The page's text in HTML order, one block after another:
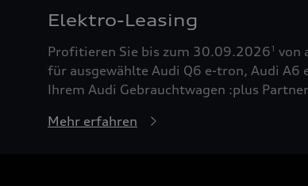
Elektro-Leasing
Profitieren Sie bis zum 30.09.20261 von
für ausgewählte Audi Q6 e-tron, Audi A6
Ihrem Audi Gebrauchtwagen :plus
Mehr erfahren